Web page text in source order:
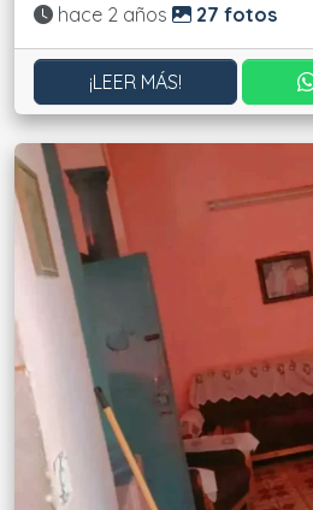
Actualizado:
hace 2 años 27 fotos
¡LEER MÁS!